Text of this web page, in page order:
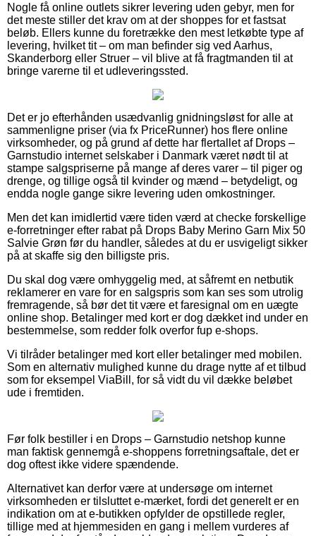
Nogle få online outlets sikrer levering uden gebyr, men for
det meste stiller det krav om at der shoppes for et fastsat
beløb. Ellers kunne du foretrække den mest letkøbte type af
levering, hvilket tit – om man befinder sig ved Aarhus,
Skanderborg eller Struer – vil blive at få fragtmanden til at
bringe varerne til et udleveringssted.
Det er jo efterhånden usædvanlig gnidningsløst for alle at
sammenligne priser (via fx PriceRunner) hos flere online
virksomheder, og på grund af dette har flertallet af Drops –
Garnstudio internet selskaber i Danmark været nødt til at
stampe salgspriserne på mange af deres varer – til piger og
drenge, og tillige også til kvinder og mænd – betydeligt, og
endda nogle gange sikre levering uden omkostninger.
Men det kan imidlertid være tiden værd at checke forskellige
e-forretninger efter rabat på Drops Baby Merino Garn Mix 50
Salvie Grøn før du handler, således at du er usvigeligt sikker
på at skaffe sig den billigste pris.
Du skal dog være omhyggelig med, at såfremt en netbutik
reklamerer en vare for en salgspris som kan ses som utrolig
fremragende, så bør det tit være et faresignal om en uægte
online shop. Betalinger med kort er dog dækket ind under en
bestemmelse, som redder folk overfor fup e-shops.
Vi tilråder betalinger med kort eller betalinger med mobilen.
Som en alternativ mulighed kunne du drage nytte af et tilbud
som for eksempel ViaBill, for så vidt du vil dække beløbet
ude i fremtiden.
Før folk bestiller i en Drops – Garnstudio netshop kunne
man faktisk gennemgå e-shoppens forretningsaftale, det er
dog oftest ikke videre spændende.
Alternativet kan derfor være at undersøge om internet
virksomheden er tilsluttet e-mærket, fordi det generelt er en
indikation om at e-butikken opfylder de opstillede regler,
tillige med at hjemmesiden en gang i mellem vurderes af